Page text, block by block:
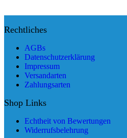
Rechtliches
AGBs
Datenschutzerklärung
Impressum
Versandarten
Zahlungsarten
Shop Links
Echtheit von Bewertungen
Widerrufsbelehrung